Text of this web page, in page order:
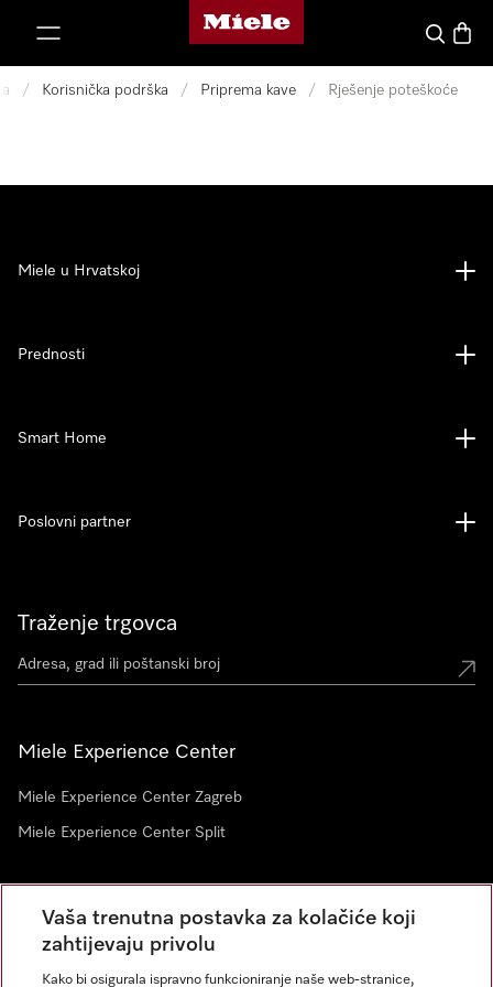
Miele početna stranica
Pretraga
/ Korisnička podrška / Priprema kave / Rješenje poteškoće
Traženje trgovca
Miele Experience Center
Miele Experience Center Zagreb
Miele Experience Center Split
Newsletter
Miele u Hrvatskoj
Prednosti
Smart Home
Poslovni partner
Vaša trenutna postavka za kolačiće koji
zahtijevaju privolu
Kako bi osigurala ispravno funkcioniranje naše web-stranice,